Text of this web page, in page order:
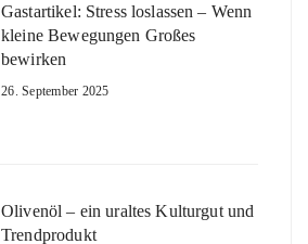
Gastartikel: Stress loslassen – Wenn
kleine Bewegungen Großes
bewirken
26. September 2025
Olivenöl – ein uraltes Kulturgut und
Trendprodukt